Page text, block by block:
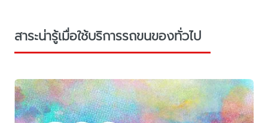
สาระน่ารู้เมื่อใช้บริการรถขนของทั่วไป